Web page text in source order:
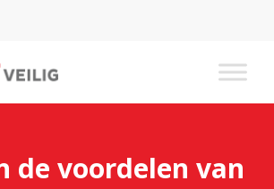
de voordelen van